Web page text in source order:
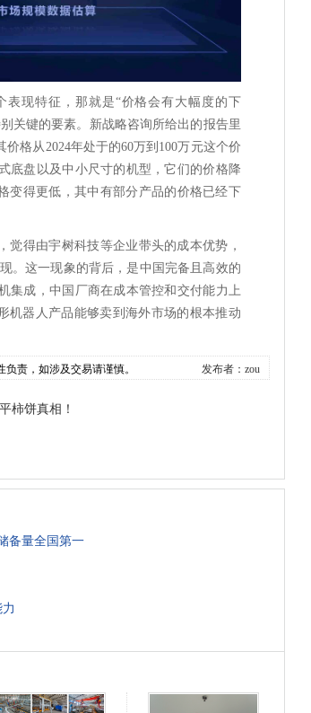
表现特征，那就是“价格会有大幅度的下
关键的要素。新战略咨询所给出的报告里
格从2024年处于的60万到100万元这个价
底盘以及中小尺寸的机型，它们的价格降
变得更低，其中有部分产品的价格已经下
觉得由宇树科技等企业带头的成本优势，
。这一现象的背后，是中国完备且高效的
集成，中国厂商在成本管控和交付能力上
机器人产品能够卖到海外市场的根本推动
责，如涉及交易请谨慎。 发布者：zou
柿饼真相！
备量全国第一